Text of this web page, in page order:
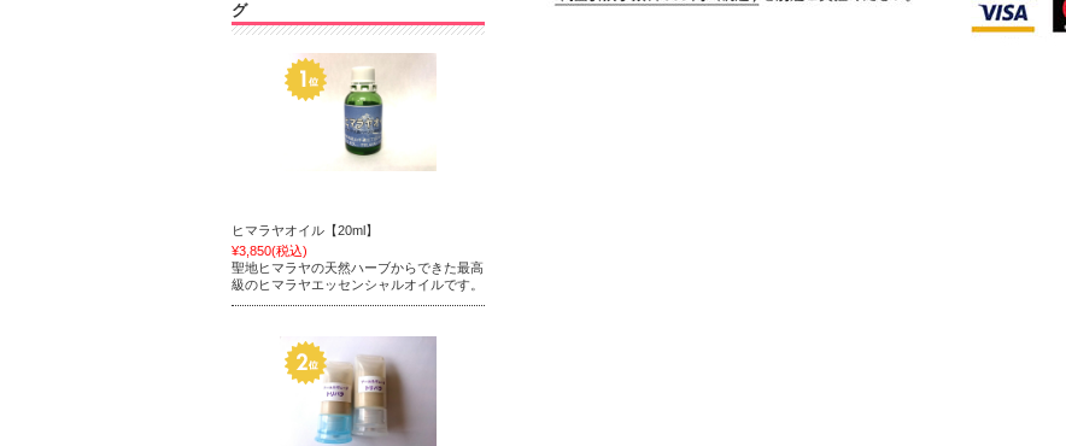
グ
ヒマラヤオイル【20ml】
¥3,850(税込)
聖地ヒマラヤの天然ハーブからできた最高
級のヒマラヤエッセンシャルオイルです。